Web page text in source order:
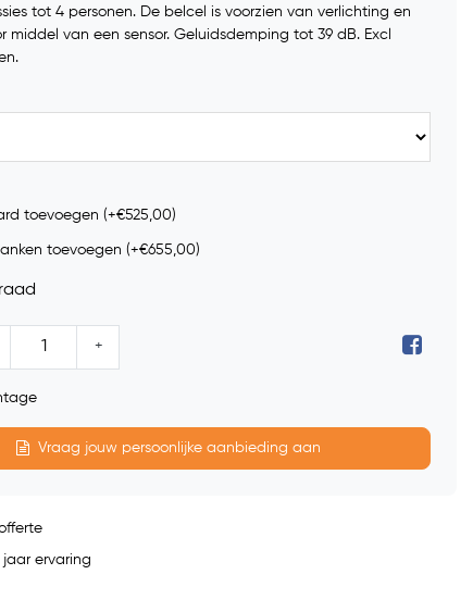
tot 4 personen. De belcel is voorzien van verlichting en
middel van een sensor. Geluidsdemping tot 39 dB. Excl
toevoegen (+€525,00)
toevoegen (+€655,00)
+
Vraag jouw persoonlijke aanbieding aan
jaar ervaring